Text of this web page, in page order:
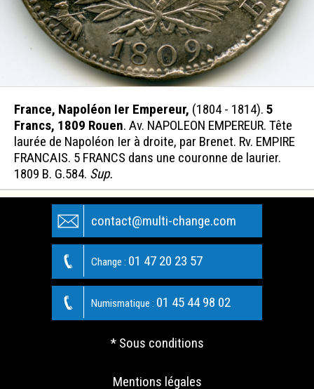
France, Napoléon Ier Empereur, (1804 - 1814). 5
Francs, 1809 Rouen. Av. NAPOLEON EMPEREUR. Tête
laurée de Napoléon Ier à droite, par Brenet. Rv. EMPIRE
FRANCAIS. 5 FRANCS dans une couronne de laurier.
1809 B. G.584. Sup.
contact@multi-change.com
Change : 01 47 20 23 57
Numismatique : 01 45 44 98 02
* Sous conditions
Mentions légales